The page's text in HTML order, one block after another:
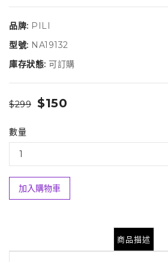
品牌: PILI
型號: NA19132
庫存狀態: 可訂購
$299 $150
數量
加入購物車
商品描述